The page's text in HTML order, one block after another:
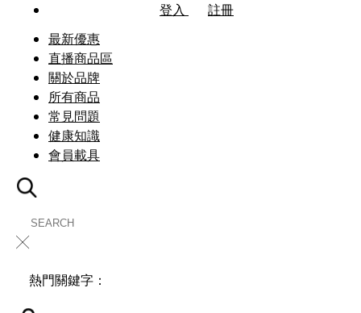
登入
註冊
最新優惠
直播商品區
關於品牌
所有商品
常見問題
健康知識
會員載具
╳
熱門關鍵字：